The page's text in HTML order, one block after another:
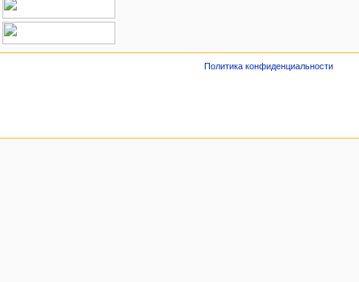
Политика конфиденциальности